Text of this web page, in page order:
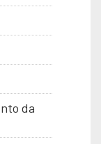
da